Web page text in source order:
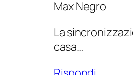
Max Negro
La
casa…